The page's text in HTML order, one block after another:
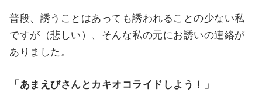
普段、誘うことはあっても誘われることの少ない私
ですが（悲しい）、そんな私の元にお誘いの連絡が
ありました。
「あまえびさんとカキオコライドしよう！」